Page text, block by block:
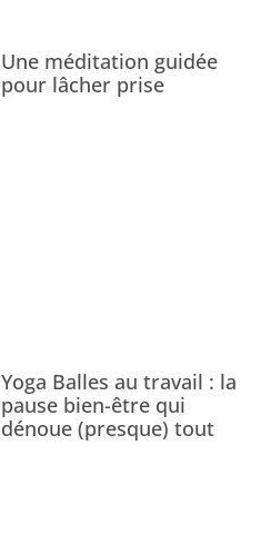
Une méditation guidée
pour lâcher prise
Yoga Balles au travail : la
pause bien-être qui
dénoue (presque) tout